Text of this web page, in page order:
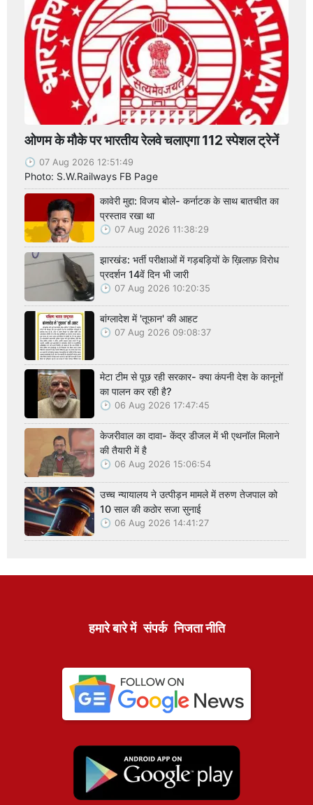
ओणम के मौके पर भारतीय रेलवे चलाएगा 112 स्पेशल ट्रेनें
07 Aug 2026 12:51:49
Photo: S.W.Railways FB Page
कावेरी मुद्दा: विजय बोले- कर्नाटक के साथ बातचीत का
प्रस्ताव रखा था
07 Aug 2026 11:38:29
झारखंड: भर्ती परीक्षाओं में गड़बड़ियों के ख़िलाफ़ विरोध
प्रदर्शन 14वें दिन भी जारी
07 Aug 2026 10:20:35
बांग्लादेश में 'तूफान' की आहट
07 Aug 2026 09:08:37
मेटा टीम से पूछ रही सरकार- क्या कंपनी देश के कानूनों
का पालन कर रही है?
06 Aug 2026 17:47:45
केजरीवाल का दावा- केंद्र डीजल में भी एथनॉल मिलाने
की तैयारी में है
06 Aug 2026 15:06:54
उच्च न्यायालय ने उत्पीड़न मामले में तरुण तेजपाल को
10 साल की कठोर सजा सुनाई
06 Aug 2026 14:41:27
हमारे बारे में संपर्क निजता नीति